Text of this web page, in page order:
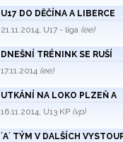
U17 DO DĚČÍNA A LIBERCE
21.11.2014, U17 - liga (ee)
DNEŠNÍ TRÉNINK SE RUŠÍ
17.11.2014 (ee)
UTKÁNÍ NA LOKO PLZEŇ A
16.11.2014, U13 KP (vp)
´A´ TÝM V DALŠÍCH